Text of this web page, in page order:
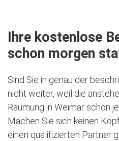
Ihre kostenlose
schon morgen
Sind Sie in genau der
nicht weiter, weil die
Räumung in Weimar schon
Machen Sie sich keinen
einen qualifizierten Partner